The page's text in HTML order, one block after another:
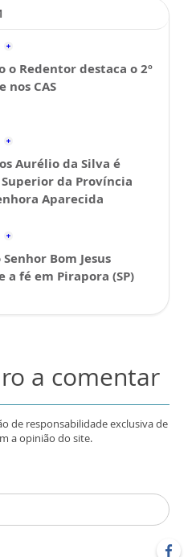
o Redentor destaca o 2º
nos CAS
Aurélio da Silva é
da Província
Aparecida
Senhor Bom Jesus
a fé em Pirapora (SP)
a comentar
de responsabilidade exclusiva de
a opinião do site.